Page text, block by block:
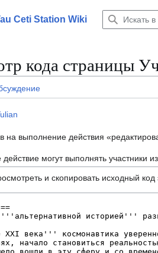
Ceti Station Wiki
кода страницы
на выполнение действия
могут выполнять участники
и скопировать исходный код